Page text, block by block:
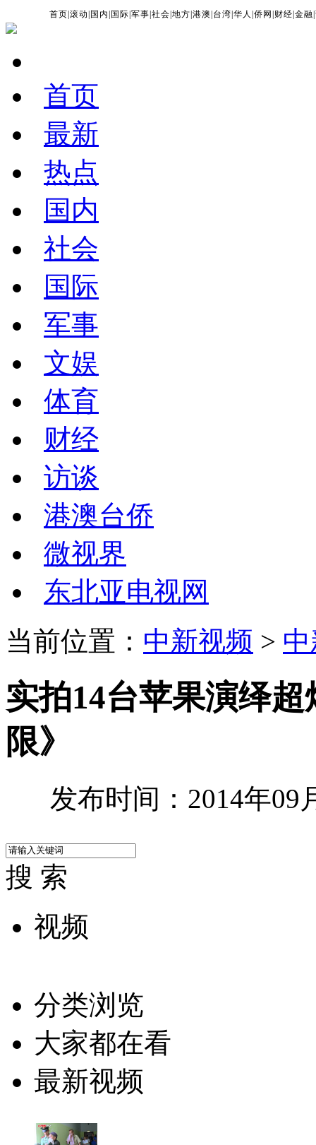
首页 |滚动 国内 国际 |军事 |社会 |地方 |港澳 台湾 |华人 |侨网 财经 |金融 |
首页
最新
热点
国内
社会
国际
军事
文娱
体育
财经
访谈
港澳台侨
微视界
东北亚电视网
当前位置： 中新视频 >
实拍14台苹果演绎
限》
发布时间：2014年09
搜 索
视频
分类浏览
大家都在看
最新视频